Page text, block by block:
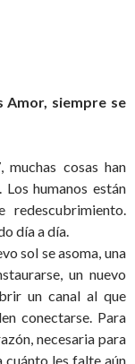
Amor, siempre se
cosas han
humanos están
redescubrimiento.
día a día.
sol se asoma, una
un nuevo
un canal al que
conectarse. Para
necesaria para
les falte aún